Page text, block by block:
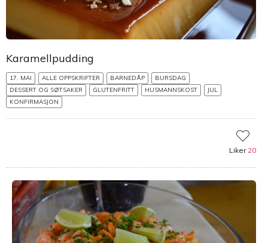
Karamellpudding
17. MAI ALLE OPPSKRIFTER BARNEDÅP
BURSDAG
DESSERT OG SØTSAKER
GLUTENFRITT HUSMANNSKOST
JUL
KONFIRMASJON
Liker 20